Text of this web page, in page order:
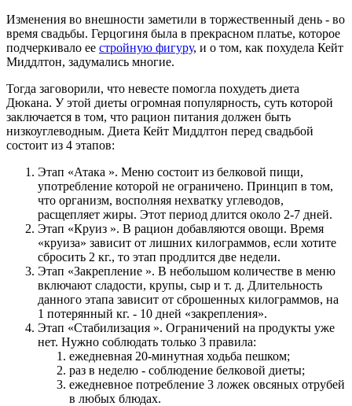
Изменения во внешности заметили в торжественный день - во
время свадьбы. Герцогиня была в прекрасном платье, которое
подчеркивало ее стройную фигуру, и о том, как похудела Кейт
Миддлтон, задумались многие.
Тогда заговорили, что невесте помогла похудеть диета
Дюкана. У этой диеты огромная популярность, суть которой
заключается в том, что рацион питания должен быть
низкоуглеводным. Диета Кейт Миддлтон перед свадьбой
состоит из 4 этапов:
Этап «Атака ». Меню состоит из белковой пищи,
употребление которой не ограничено. Принцип в том,
что организм, восполняя нехватку углеводов,
расщепляет жиры. Этот период длится около 2-7 дней.
Этап «Круиз ». В рацион добавляются овощи. Время
«круиза» зависит от лишних килограммов, если хотите
сбросить 2 кг., то этап продлится две недели.
Этап «Закрепление ». В небольшом количестве в меню
включают сладости, крупы, сыр и т. д. Длительность
данного этапа зависит от сброшенных килограммов, на
1 потерянный кг. - 10 дней «закрепления».
Этап «Стабилизация ». Ограничений на продукты уже
нет. Нужно соблюдать только 3 правила:
ежедневная 20-минутная ходьба пешком;
раз в неделю - соблюдение белковой диеты;
ежедневное потребление 3 ложек овсяных отрубей
в любых блюдах.